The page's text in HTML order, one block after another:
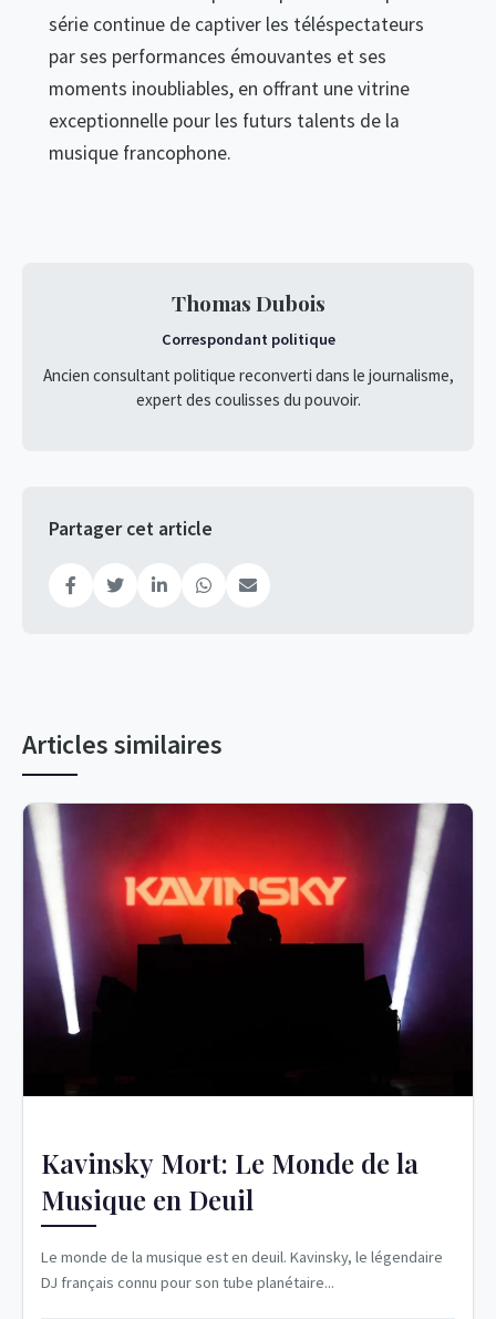
série continue de captiver les téléspectateurs
par ses performances émouvantes et ses
moments inoubliables, en offrant une vitrine
exceptionnelle pour les futurs talents de la
musique francophone.
Thomas Dubois
Correspondant politique
Ancien consultant politique reconverti dans le journalisme,
expert des coulisses du pouvoir.
Partager cet article
Articles similaires
Kavinsky Mort: Le Monde de la
Musique en Deuil
Le monde de la musique est en deuil. Kavinsky, le légendaire
DJ français connu pour son tube planétaire...